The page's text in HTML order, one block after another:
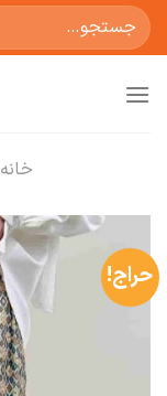
جستجو
برای:
خانه
حراج!